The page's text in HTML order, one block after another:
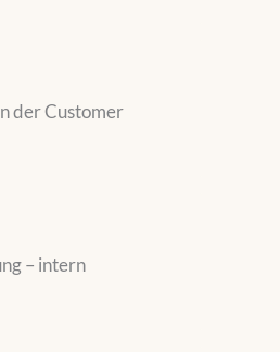
der Customer
– intern